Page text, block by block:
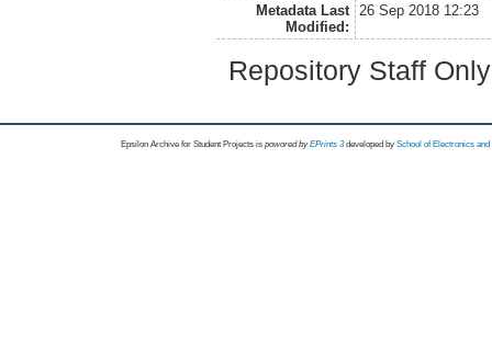
Metadata Last
Modified:
26 Sep 2018 12:23
Repository Staff
Epsilon Archive for Student Projects is powored byEPrints 3 developed by School of Electronics